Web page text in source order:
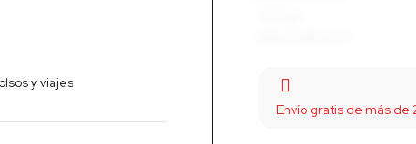
y viajes
Envío gratis de más de